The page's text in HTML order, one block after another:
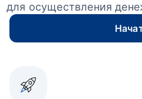
для осуществления